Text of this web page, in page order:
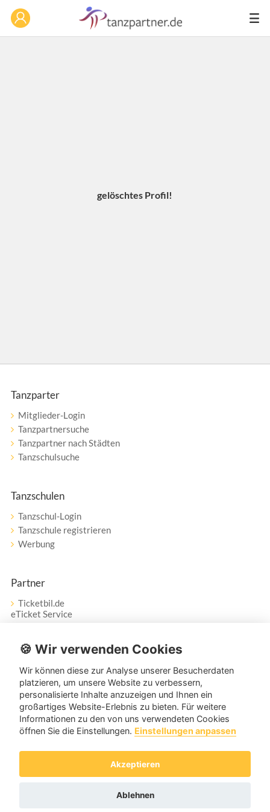
gelöschtes Profil!
Tanzparter
Mitglieder-Login
Tanzpartnersuche
Tanzpartner nach Städten
Tanzschulsuche
Tanzschulen
Tanzschul-Login
Tanzschule registrieren
Werbung
Partner
Ticketbil.de
eTicket Service
Vertrag widerrufen
Service
Unser Tanzpartner-Service hilft Ihnen bei Fragen und
Anregungen gerne weiter!
🍪 Wir verwenden Cookies
Wir können diese zur Analyse unserer Besucherdaten
platzieren, um unsere Website zu verbessern,
personalisierte Inhalte anzuzeigen und Ihnen ein
großartiges Website-Erlebnis zu bieten. Für weitere
Informationen zu den von uns verwendeten Cookies
öffnen Sie die Einstellungen. Einstellungen anpassen
Akzeptieren
Ablehnen